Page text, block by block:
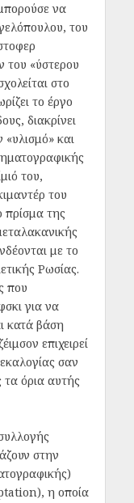
να
του
του «ύστερου
στο
το έργο
διακρίνει
«υλισμό» και
του,
του
της
με το
Ρωσίας.
που
για να
κατά βάση
επιχειρεί
σαν
όρια αυτής
στην
), η οποία